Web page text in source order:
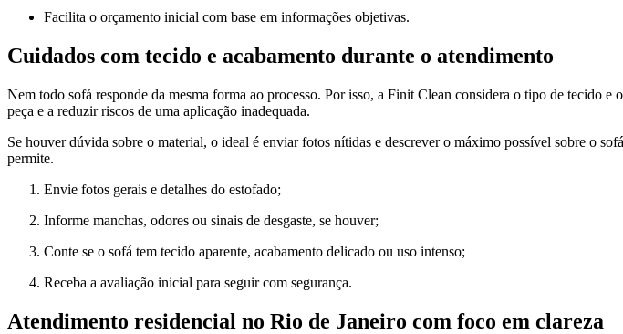
Facilita o orçamento inicial com base em informações objetivas.
Cuidados com tecido e acabamento durante o atendimento
Nem todo sofá responde da mesma forma ao processo. Por isso, a Finit Clean considera o tipo de tecido
peça e a reduzir riscos de uma aplicação inadequada.
Se houver dúvida sobre o material, o ideal é enviar fotos nítidas e descrever o máximo possível sobre o
permite.
Envie fotos gerais e detalhes do estofado;
Informe manchas, odores ou sinais de desgaste, se houver;
Conte se o sofá tem tecido aparente, acabamento delicado ou uso intenso;
Receba a avaliação inicial para seguir com segurança.
Atendimento residencial no Rio de Janeiro com foco em clareza